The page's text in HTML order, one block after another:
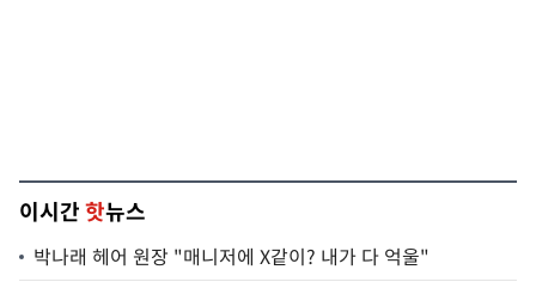
이시간핫뉴스
박나래 헤어 원장 "매니저에 X같이? 내가 다 억울"